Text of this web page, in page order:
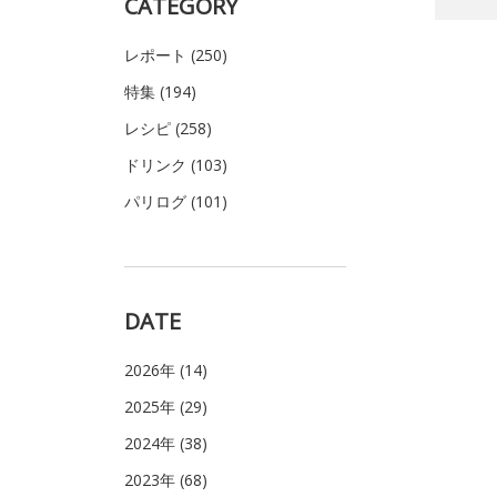
CATEGORY
レポート (250)
特集 (194)
レシピ (258)
ドリンク (103)
パリログ (101)
DATE
2026年 (14)
2025年 (29)
2024年 (38)
2023年 (68)